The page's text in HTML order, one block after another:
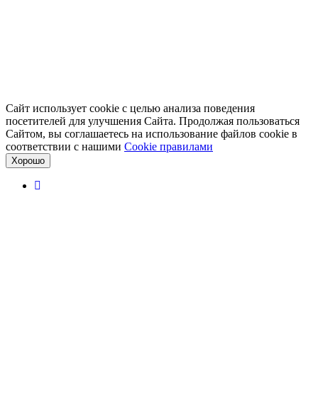
Сайт использует cookie с целью анализа поведения
посетителей для улучшения Сайта. Продолжая пользоваться
Сайтом, вы соглашаетесь на использование файлов cookie в
соответствии с нашими Cookiе правилами
Хорошо